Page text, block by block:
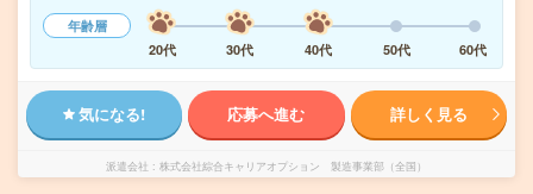
年齢層
20代
30代 40代 50代 60代
気になる! 応募へ進む 詳しく見る
派遣会社 株式会社綜合キャリアオプション 製造事業部（全国）